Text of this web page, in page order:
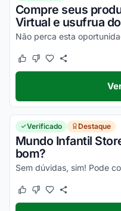
Compre seus
Virtual e usufrua
Este cupom funcionou
Este cupom não
Verificado Destaque
Mundo Infantil
bom?
Este cupom funcionou
Este cupom não